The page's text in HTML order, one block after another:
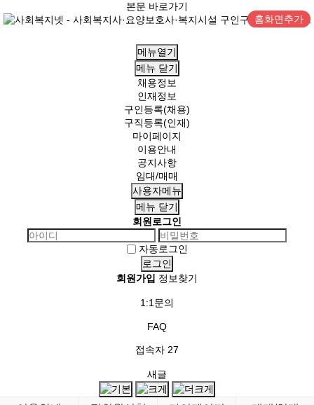
본문 바로가기
홈화면추가
메뉴열기
메뉴 닫기
채용정보
인재정보
구인등록(채용)
구직등록(인재)
마이페이지
이용안내
공지사항
임대/매매
사용자메뉴
메뉴 닫기
회원로그인
자동로그인
회원가입 정보찾기
1:1문의
FAQ
접속자 27
새글